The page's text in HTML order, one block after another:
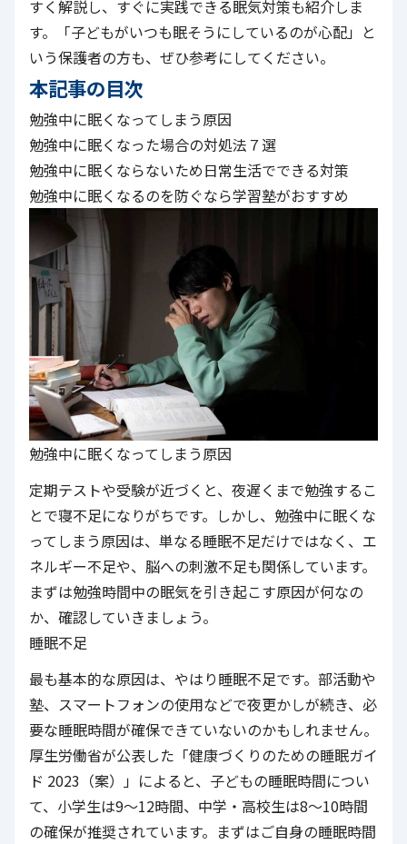
すく解説し、すぐに実践できる眠気対策も紹介しま
す。「子どもがいつも眠そうにしているのが心配」と
いう保護者の方も、ぜひ参考にしてください。
本記事の目次
勉強中に眠くなってしまう原因
勉強中に眠くなった場合の対処法７選
勉強中に眠くならないため日常生活でできる対策
勉強中に眠くなるのを防ぐなら学習塾がおすすめ
勉強中に眠くなってしまう原因
定期テストや受験が近づくと、夜遅くまで勉強するこ
とで寝不足になりがちです。しかし、勉強中に眠くな
ってしまう原因は、単なる睡眠不足だけではなく、エ
ネルギー不足や、脳への刺激不足も関係しています。
まずは勉強時間中の眠気を引き起こす原因が何なの
か、確認していきましょう。
睡眠不足
最も基本的な原因は、やはり睡眠不足です。部活動や
塾、スマートフォンの使用などで夜更かしが続き、必
要な睡眠時間が確保できていないのかもしれません。
厚生労働省が公表した「健康づくりのための睡眠ガイ
ド 2023（案）」によると、子どもの睡眠時間につい
て、小学生は9〜12時間、中学・高校生は8〜10時間
の確保が推奨されています。まずはご自身の睡眠時間